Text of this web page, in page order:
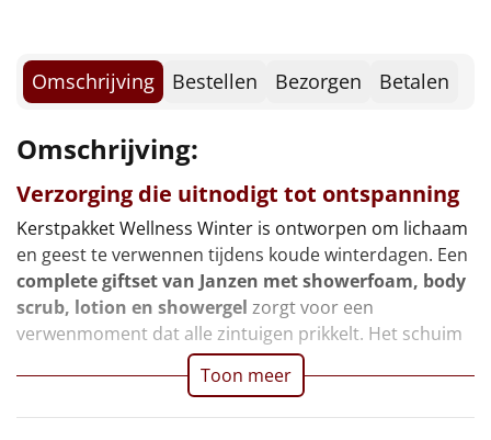
Deken (fleece plaid)
Ideeën
Personeel
Doe het zelf
Sinterklaaspakketten
Omschrijving Bestellen Bezorgen Betalen
Omschrijving:
Verzorging die uitnodigt tot ontspanning
Kerstpakket Wellness Winter is ontworpen om lichaam
en geest te verwennen tijdens koude winterdagen. Een
complete giftset van Janzen met showerfoam, body
scrub, lotion en showergel zorgt voor een
verwenmoment dat alle zintuigen prikkelt. Het schuim
Toon meer